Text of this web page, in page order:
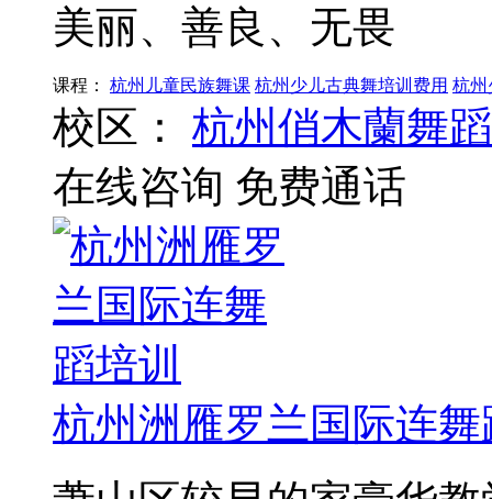
美丽、善良、无畏
课程： 杭州儿童民族舞课 杭州少儿古典舞培训费用 杭州
校区：
杭州俏木蘭舞蹈
在线咨询 免费通话
杭州洲雁罗兰国际连